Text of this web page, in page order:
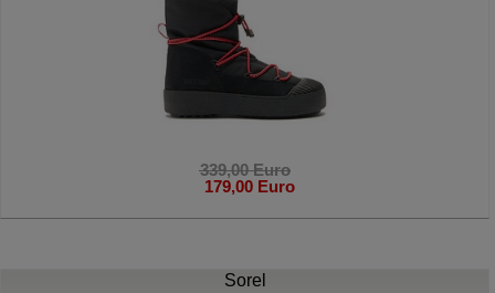
339,00 Euro
179,00 Euro
Sorel